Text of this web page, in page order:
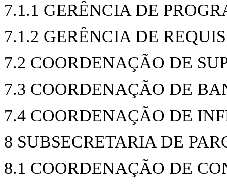
7.1.1 GERÊNCIA DE
7.1.2 GERÊNCIA DE
7.2 COORDENAÇÃO DE
7.3 COORDENAÇÃO DE
7.4 COORDENAÇÃO DE
8 SUBSECRETARIA DE
8.1 COORDENAÇÃO DE